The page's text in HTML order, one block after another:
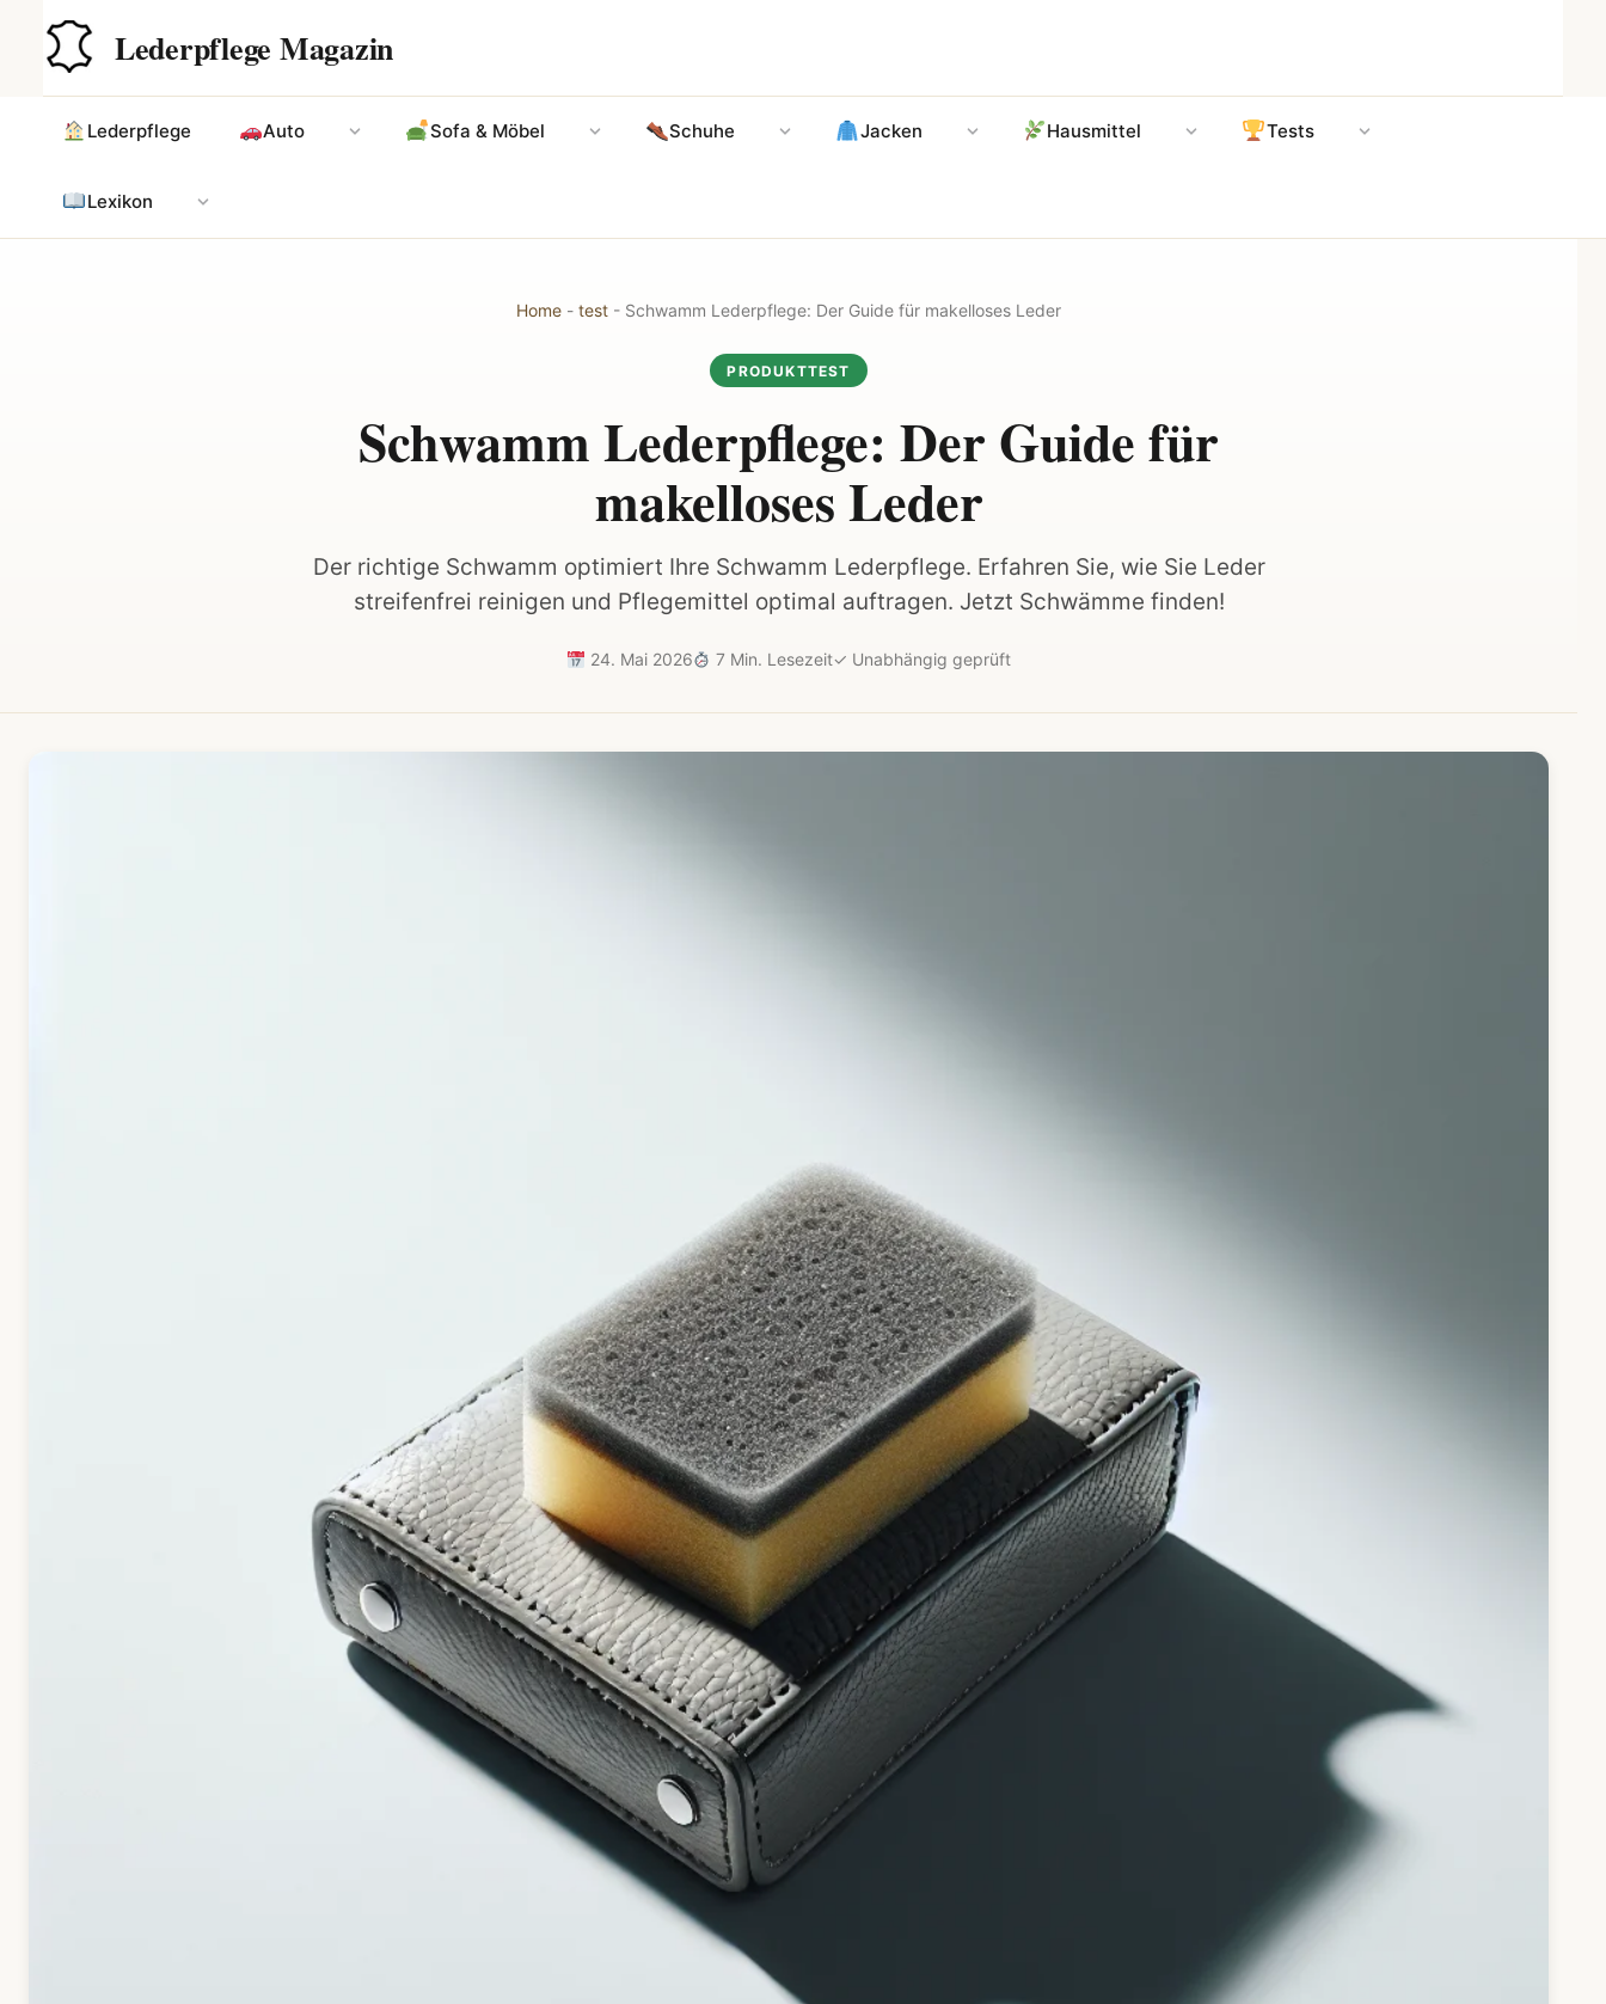
springen
Lederpflege Magazin
Lederpflege Auto Sofa & Möbel Schuhe Jacken Hausmittel Tests
Lexikon
Hauptinhalt
Home - test - Schwamm Lederpflege: Der Guide für makelloses Leder
PRODUKTTEST
Schwamm Lederpflege: Der Guide für
makelloses Leder
Der richtige Schwamm optimiert Ihre Schwamm Lederpflege. Erfahren Sie, wie Sie Leder
streifenfrei reinigen und Pflegemittel optimal auftragen. Jetzt Schwämme finden!
24. Mai 2026 7 Min. Lesezeit✓ Unabhängig geprüft